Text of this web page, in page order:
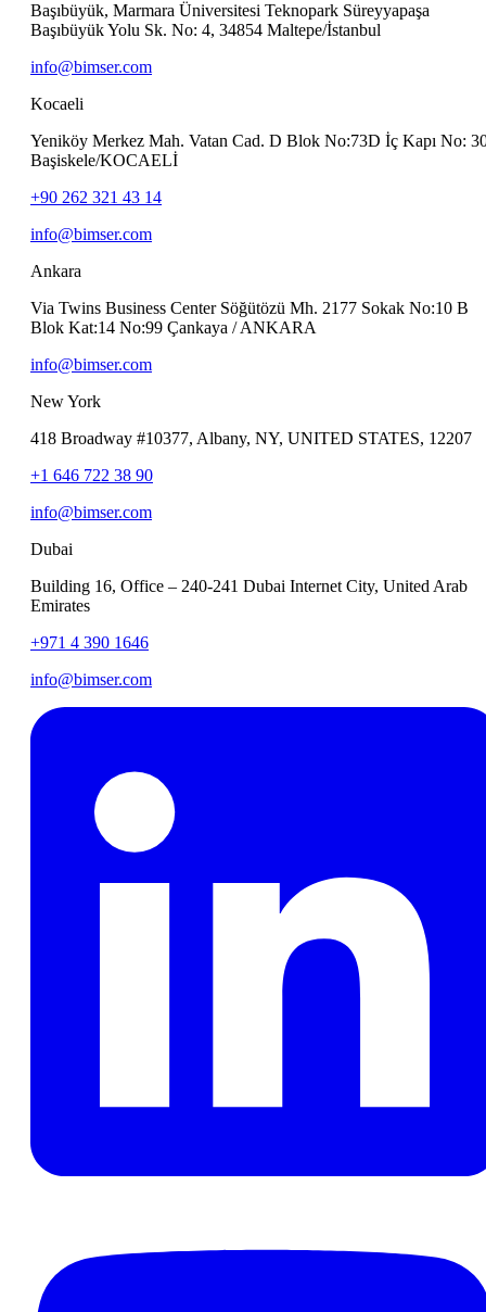
Başıbüyük, Marmara Üniversitesi Teknopark Süreyyapaşa
Başıbüyük Yolu Sk. No: 4, 34854 Maltepe/İstanbul
info@bimser.com
Kocaeli
Yeniköy Merkez Mah. Vatan Cad. D Blok No:73D İç Kapı No:
Başiskele/KOCAELİ
+90 262 321 43 14
info@bimser.com
Ankara
Via Twins Business Center Söğütözü Mh. 2177 Sokak No:10 B
Blok Kat:14 No:99 Çankaya / ANKARA
info@bimser.com
New York
418 Broadway #10377, Albany, NY, UNITED STATES, 12207
+1 646 722 38 90
info@bimser.com
Dubai
Building 16, Office – 240-241 Dubai Internet City, United Arab
Emirates
+971 4 390 1646
info@bimser.com